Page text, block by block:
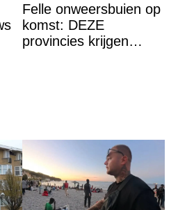
Felle onweersbuien op
komst: DEZE
provincies krijgen